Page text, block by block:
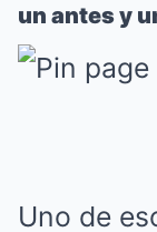
un antes y
Uno de